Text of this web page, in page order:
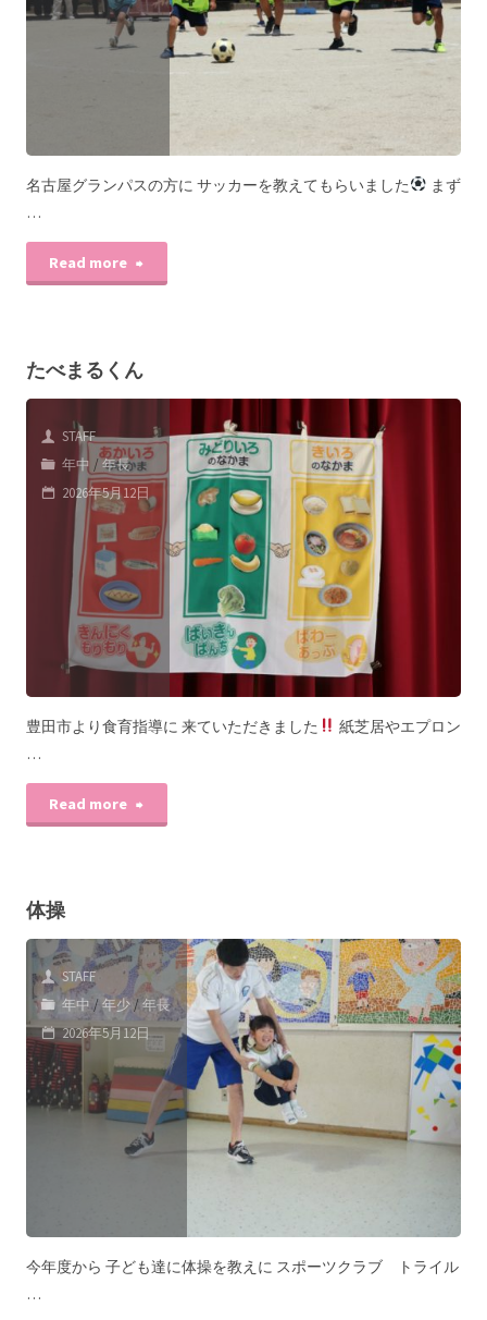
名古屋グランパスの方に サッカーを教えてもらいました
まず
…
Read more
たべまるくん
STAFF
年中 /年長
2026年5月12日
豊田市より食育指導に 来ていただきました
紙芝居やエプロン
…
Read more
体操
STAFF
年中 / 年少 / 年長
2026年5月12日
今年度から 子ども達に体操を教えに スポーツクラブ トライル
…